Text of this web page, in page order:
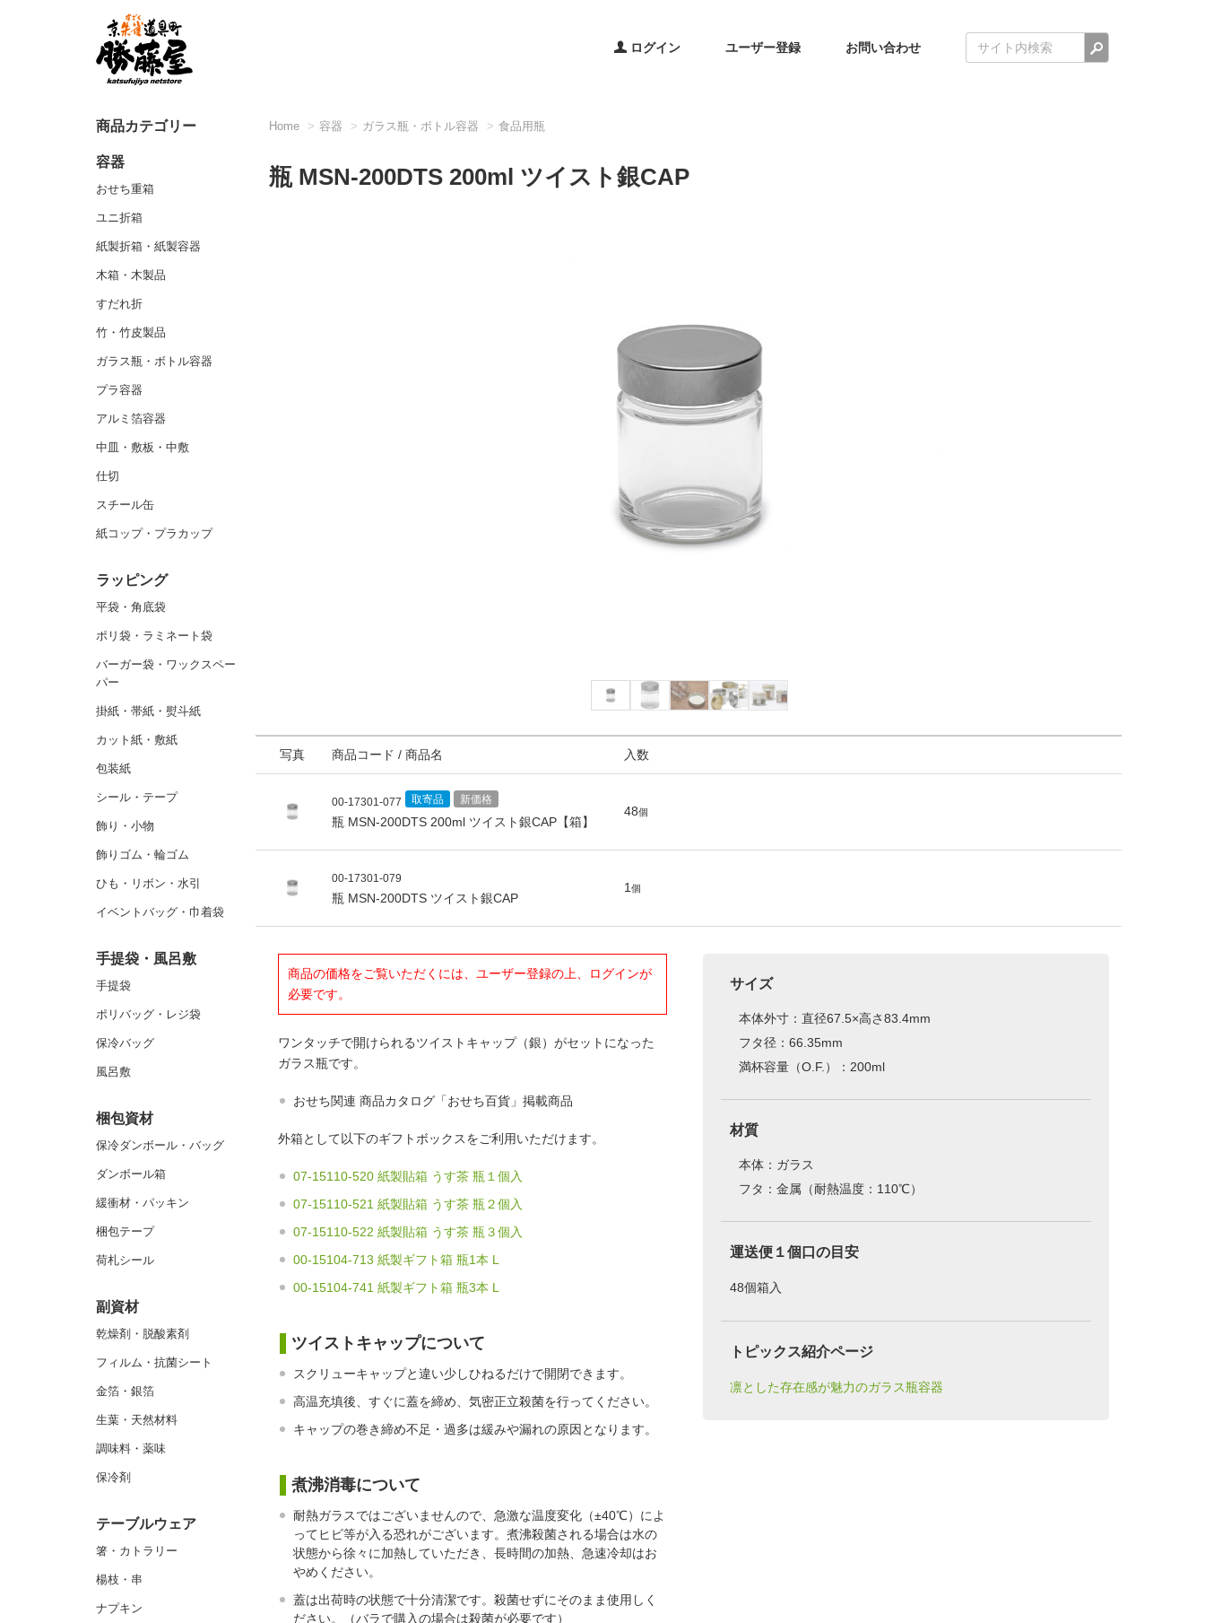
ログイン ユーザー登録 お問い合わせ 検索
商品カテゴリー
容器
おせち重箱
ユニ折箱
紙製折箱・紙製容器
木箱・木製品
すだれ折
竹・竹皮製品
ガラス瓶・ボトル容器
プラ容器
アルミ箔容器
中皿・敷板・中敷
仕切
スチール缶
紙コップ・プラカップ
ラッピング
平袋・角底袋
ポリ袋・ラミネート袋
バーガー袋・ワックスペー
パー
掛紙・帯紙・熨斗紙
カット紙・敷紙
包装紙
シール・テープ
飾り・小物
飾りゴム・輪ゴム
ひも・リボン・水引
イベントバッグ・巾着袋
手提袋・風呂敷
手提袋
ポリバッグ・レジ袋
保冷バッグ
風呂敷
梱包資材
保冷ダンボール・バッグ
ダンボール箱
緩衝材・パッキン
梱包テープ
荷札シール
副資材
乾燥剤・脱酸素剤
フィルム・抗菌シート
金箔・銀箔
生葉・天然材料
調味料・薬味
保冷剤
テーブルウェア
箸・カトラリー
楊枝・串
ナプキン
Home 容器 ガラス瓶・ボトル容器 食品用瓶
瓶 MSN-200DTS 200ml ツイスト銀CAP
写真 商品コード / 商品名 入数
00-17301-077 取寄品 新価格
瓶 MSN-200DTS 200ml ツイスト銀CAP【箱】
48個
00-17301-079
瓶 MSN-200DTS ツイスト銀CAP
1個
商品の価格をご覧いただくには、ユーザー登録の上、ログインが
必要です。
ワンタッチで開けられるツイストキャップ（銀）がセットになった
ガラス瓶です。
おせち関連 商品カタログ「おせち百貨」掲載商品
外箱として以下のギフトボックスをご利用いただけます。
07-15110-520 紙製貼箱 うす茶 瓶１個入
07-15110-521 紙製貼箱 うす茶 瓶２個入
07-15110-522 紙製貼箱 うす茶 瓶３個入
00-15104-713 紙製ギフト箱 瓶1本 L
00-15104-741 紙製ギフト箱 瓶3本 L
ツイストキャップについて
スクリューキャップと違い少しひねるだけで開閉できます。
高温充填後、すぐに蓋を締め、気密正立殺菌を行ってください。
キャップの巻き締め不足・過多は緩みや漏れの原因となります。
煮沸消毒について
耐熱ガラスではございませんので、急激な温度変化（±40℃）によ
ってヒビ等が入る恐れがございます。煮沸殺菌される場合は水の
状態から徐々に加熱していただき、長時間の加熱、急速冷却はお
やめください。
蓋は出荷時の状態で十分清潔です。殺菌せずにそのまま使用しく
ださい。（バラで購入の場合は殺菌が必要です）
サイズ
本体外寸：直径67.5×高さ83.4mm
フタ径：66.35mm
満杯容量（O.F.）：200ml
材質
本体：ガラス
フタ：金属（耐熱温度：110℃）
運送便１個口の目安
48個箱入
トピックス紹介ページ
凛とした存在感が魅力のガラス瓶容器